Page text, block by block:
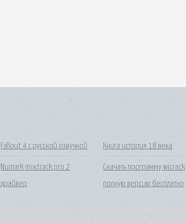
Fallout 4 с русской озвучкой
Numark mixtrack pro 2
драйвер
Книга история 18 века
Скачать программу wicrack
полную версию бесплатно